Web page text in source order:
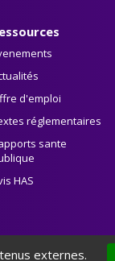
d'emploi
réglementaires
sante
HAS
externes.